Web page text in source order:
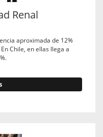
Renal
aproximada de 12%
Chile, en ellas llega a